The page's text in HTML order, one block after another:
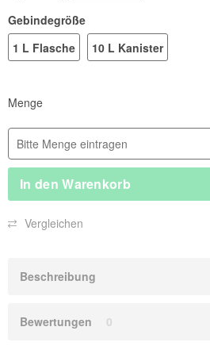
Gebindegröße
1 L Flasche
10 L Kanister
Menge
In den Warenkorb
Vergleichen
Beschreibung
Bewertungen 0